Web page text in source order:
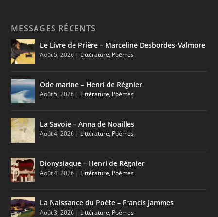
MESSAGES RÉCENTS
Le Livre de Prière – Marceline Desbordes-Valmore
Août 5, 2026 | Littérature, Poèmes
Ode marine – Henri de Régnier
Août 5, 2026 | Littérature, Poèmes
La Savoie – Anna de Noailles
Août 4, 2026 | Littérature, Poèmes
Dionysiaque – Henri de Régnier
Août 4, 2026 | Littérature, Poèmes
La Naissance du Poète – Francis Jammes
Août 3, 2026 | Littérature, Poèmes